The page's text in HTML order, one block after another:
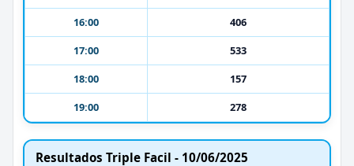
16:00
406
17:00
533
18:00
157
19:00
278
Resultados Triple Facil - 10/06/2025